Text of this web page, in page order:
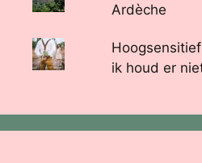
Ardèche
ik houd er